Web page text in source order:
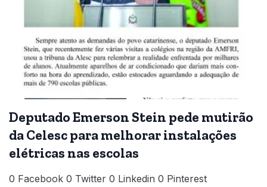
Deputado Emerson Stein pede mutirão
da Celesc para melhorar instalações
elétricas nas escolas
0 Facebook 0 Twitter 0 Linkedin 0 Pinterest